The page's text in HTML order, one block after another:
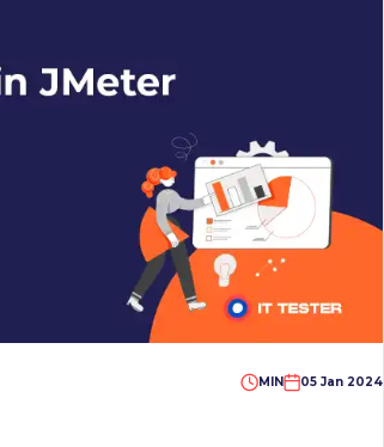
MIN 05 Jan 2024